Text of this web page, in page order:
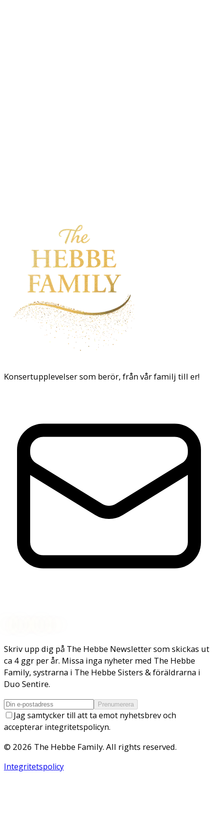
Konsertupplevelser som berör, från vår familj till er!
Skriv upp dig på The Hebbe Newsletter som skickas ut
ca 4 ggr per år. Missa inga nyheter med The Hebbe
Family, systrarna i The Hebbe Sisters & föräldrarna i
Duo Sentire.
Prenumerera
Jag samtycker till att ta emot nyhetsbrev och
accepterar integritetspolicyn.
© 2026 The Hebbe Family. All rights reserved.
Integritetspolicy